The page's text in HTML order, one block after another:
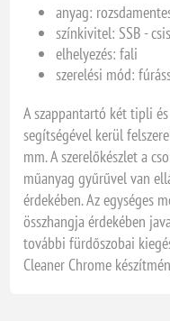
anyag:
színkivitel: SSB -
elhelyezés: fali
szerelési mód:
A szappantartó két tipli
segítségével kerül
mm. A szerelőkészlet a
műanyag gyűrűvel van
érdekében. Az egységes
összhangja érdekében
további fürdőszobai
Cleaner Chrome